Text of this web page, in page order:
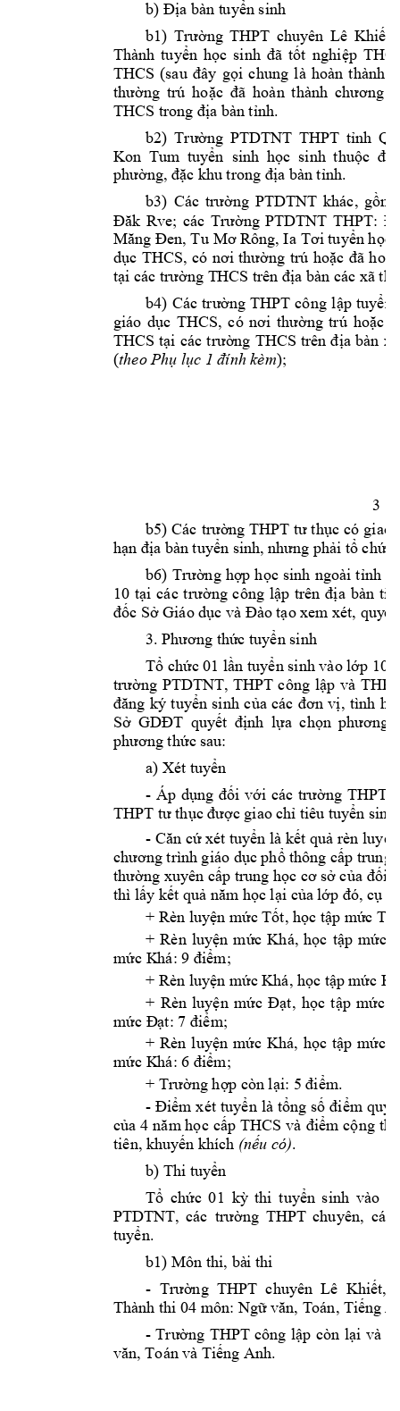
b) Địa bàn tuyển sinh
b1) Trường THPT chuyên Lê Khiết,
Thành tuyển học sinh đã tốt nghiệp
THCS (sau đây gọi chung là hoàn thành
thường trú hoặc đã hoàn thành chương
THCS trong địa bàn tỉnh.
b2) Trường PTDTNT THPT tỉnh
Kon  Tum tuyển  sinh học  sinh thuộc  đ
phường, đặc khu trong địa bàn tỉnh.
b3) Các trường PTDTNT khác, gồm
Đăk Rve; các Trường PTDTNT THPT:
Măng Đen, Tu Mơ Rông, Ia Tơi tuyển học
dục THCS, có nơi thường trú hoặc đã
tại các trường THCS trên địa bàn các xã
b4) Các trường THPT công lập tuyển
giáo dục THCS, có nơi thường trú hoặc
THCS tại các trường THCS trên địa bàn
(theo Phụ lục 1 đính kèm);
3
b5) Các trường THPT tư thục có giao
hạn địa bàn tuyển sinh, nhưng phải tổ chức
b6) Trường hợp học sinh ngoài tỉnh
10 tại các trường công lập trên địa bàn
đốc Sở Giáo dục và Đào tạo xem xét, quyết
3. Phương thức tuyển sinh
Tổ chức 01 lần tuyển sinh vào lớp 10
trường PTDTNT, THPT công lập và
đăng ký tuyển sinh của các đơn vị, tình
Sở GDĐT quyết định lựa chọn phương
phương thức sau:
a) Xét tuyển
- Áp dụng đối với các trường THPT
THPT tư thục được giao chỉ tiêu tuyển
- Căn cứ xét tuyển là kết quả rèn
chương trình giáo dục phổ thông cấp trung
thường xuyên cấp trung học cơ sở của đối
thì lấy kết quả năm học lại của lớp đó, cụ
+ Rèn luyện mức Tốt, học tập mức Tốt
+ Rèn luyện mức Khá, học tập mức
mức Khá: 9 điểm;
+ Rèn luyện mức Khá, học tập mức
+ Rèn luyện mức Đạt, học tập mức
mức Đạt: 7 điểm;
+ Rèn luyện mức Khá, học tập mức
mức Khá: 6 điểm;
+ Trường hợp còn lại: 5 điểm.
- Điểm xét tuyển là tổng số điểm quy
của 4 năm học cấp THCS và điểm cộng
tiên, khuyến khích (nếu có).
b) Thi tuyển
Tổ chức 01 kỳ thi tuyển sinh vào
PTDTNT, các trường THPT chuyên, các
tuyển.
b1) Môn thi, bài thi
- Trường  THPT chuyên  Lê Khiết,
Thành thi 04 môn: Ngữ văn, Toán, Tiếng
- Trường THPT công lập còn lại và
văn, Toán và Tiếng Anh.